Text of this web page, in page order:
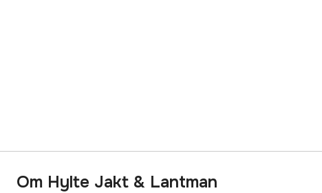
Om Hylte Jakt & Lantman